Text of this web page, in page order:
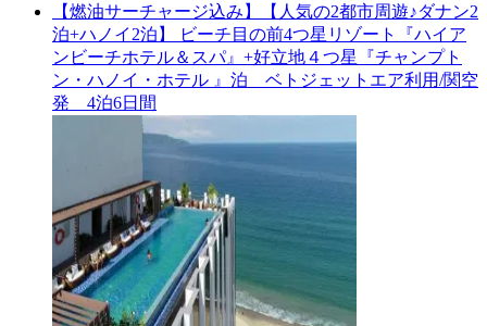
【燃油サーチャージ込み】【人気の2都市周遊♪ダナン2
泊+ハノイ2泊】 ビーチ目の前4つ星リゾート『ハイア
ンビーチホテル＆スパ』+好立地４つ星『チャンプト
ン・ハノイ・ホテル 』泊 ベトジェットエア利用/関空
発 4泊6日間